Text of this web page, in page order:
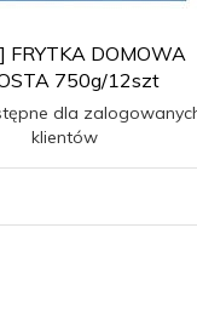
FRYTKA DOMOWA
750g/12szt
dla
klientów